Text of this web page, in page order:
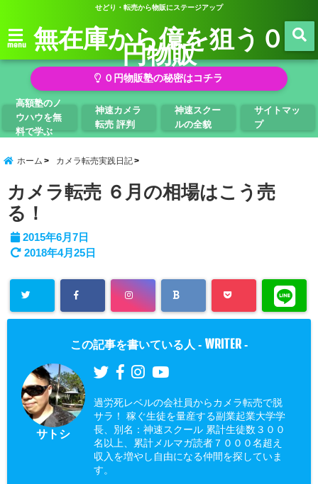
せどり・転売から物販にステージアップ
menu 無在庫から億を狙う０
円物販
０円物販塾の秘密はコチラ
高額塾のノ
ウハウを無
料で学ぶ
神速カメラ
転売 評判
神速スクー
ルの全貌
サイトマッ
プ
ホーム カメラ転売実践日記
カメラ転売 ６月の相場はこう売
る！
2015年6月7日
2018年4月25日
この記事を書いている人 - WRITER -
サトシ
過労死レベルの会社員からカメラ転売で脱
サラ！ 稼ぐ生徒を量産する副業起業大学学
長、別名：神速スクール 累計生徒数３００
名以上、累計メルマガ読者７０００名超え
収入を増やし自由になる仲間を探していま
す。